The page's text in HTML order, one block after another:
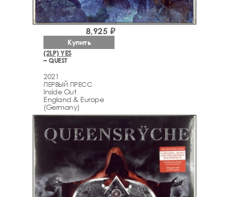
(2LP) YES
– QUEST
2021
ПЕРВЫЙ ПРЕСС
Inside Out
England & Europe
(Germany)
8,925 ₽
Купить